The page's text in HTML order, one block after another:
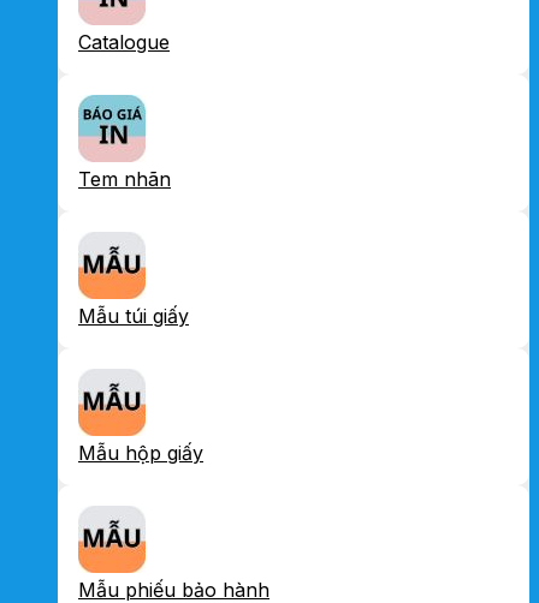
Catalogue
Tem nhãn
Mẫu túi giấy
Mẫu hộp giấy
Mẫu phiếu bảo hành